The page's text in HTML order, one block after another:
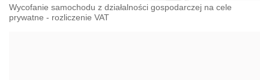
Wycofanie samochodu z działalności gospodarczej na cele
prywatne - rozliczenie VAT